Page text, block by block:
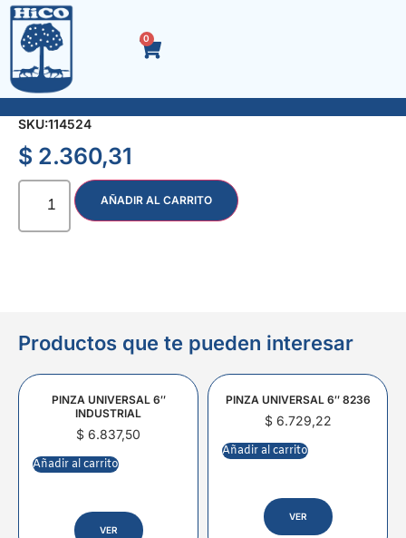
0
LLAVE T CORTA 10 mm.
SKU:114524
$ 2.360,31
AÑADIR AL CARRITO
Productos que te pueden interesar
PINZA UNIVERSAL 6″
INDUSTRIAL
$ 6.837,50
Añadir al carrito
VER
PINZA UNIVERSAL 6″ 8236
$6.729,22
Añadir al carrito
VER